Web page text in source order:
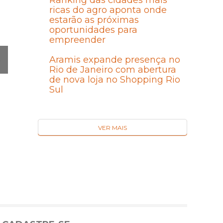
ricas do agro aponta onde
estarão as próximas
oportunidades para
empreender
Aramis expande presença no
Rio de Janeiro com abertura
de nova loja no Shopping Rio
Sul
VER MAIS